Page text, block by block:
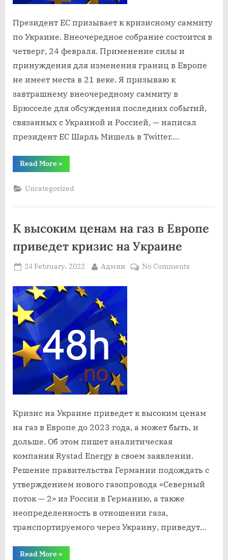
Президент ЕС призывает к кризисному саммиту
по Украине. Внеочередное собрание состоится в
четверг, 24 февраля. Применение силы и
принуждения для изменения границ в Европе
не имеет места в 21 веке. Я призываю к
завтрашнему внеочередному саммиту в
Брюсселе для обсуждения последних событий,
связанных с Украиной и Россией, — написал
президент ЕС Шарль Мишель в Twitter….
Read More“К
по
Украине
Президент
»
Uncategorized
К высоким ценам на газ в Европе
приведет кризис на Украине
Posted
24 February، 2022 By
Админ No Commentson
Кризис на Украине приведет к высоким ценам
на газ в Европе до 2023 года, а может быть, и
дольше. Об этом пишет аналитическая
компания Rystad Energy в своем заявлении.
Решение правительства Германии подождать с
утверждением нового газопровода «Северный
поток — 2» из России в Германию, а также
неопределенность в отношении газа,
транспортируемого через Украину, приведут…
Read More“К
»